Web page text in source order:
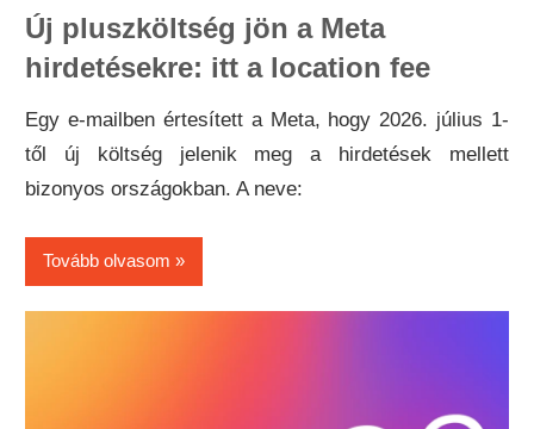
Új pluszköltség jön a Meta
hirdetésekre: itt a location fee
Egy e-mailben értesített a Meta, hogy 2026. július 1-
től új költség jelenik meg a hirdetések mellett
bizonyos országokban. A neve:
Tovább olvasom